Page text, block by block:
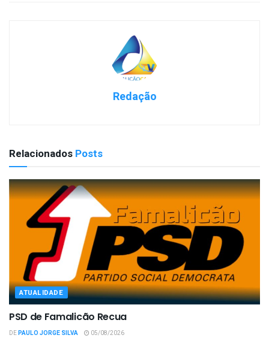
Redação
Relacionados Posts
ATUALIDADE
PSD de Famalicão Recua
DEPAULO JORGE SILVA 05/08/2026